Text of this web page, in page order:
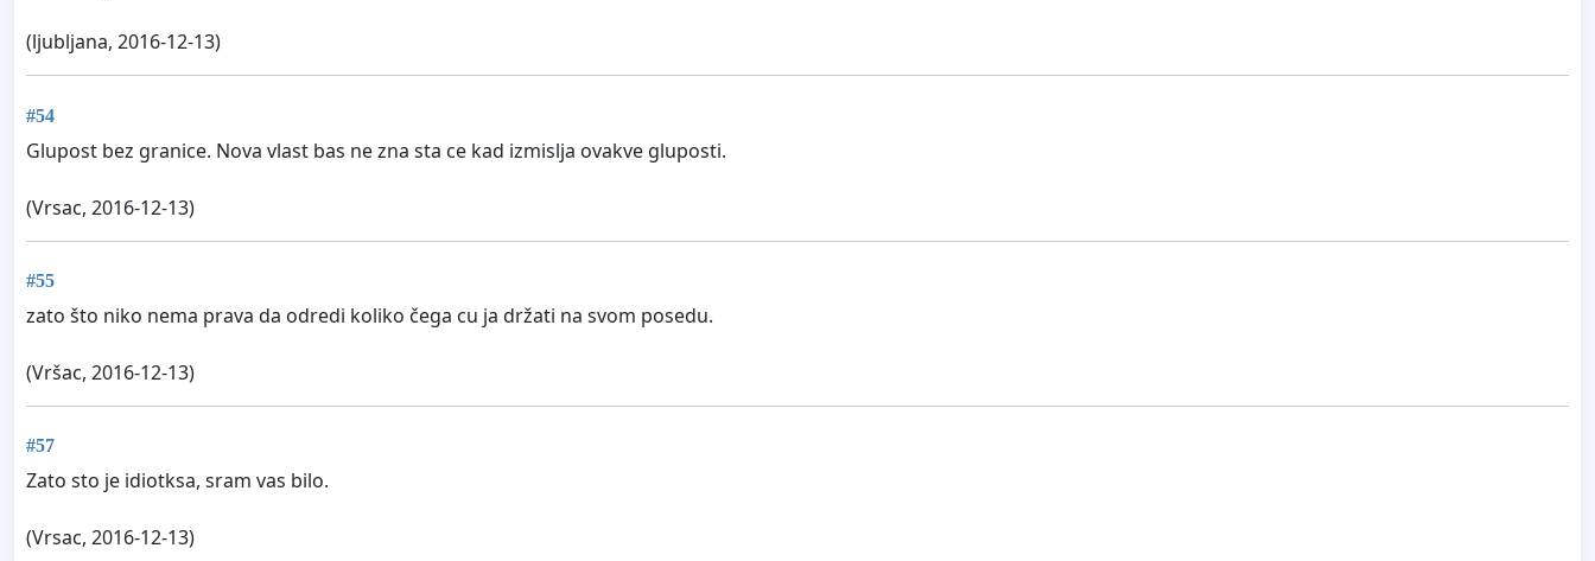
(ljubljana, 2016-12-13)
#54
Glupost bez granice. Nova vlast bas ne zna sta ce kad izmislja ovakve gluposti.
(Vrsac, 2016-12-13)
#55
zato što niko nema prava da odredi koliko čega cu ja držati na svom posedu.
(Vršac, 2016-12-13)
#57
Zato sto je idiotksa, sram vas bilo.
(Vrsac, 2016-12-13)